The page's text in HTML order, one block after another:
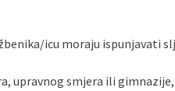
icu moraju ispunjavati
upravnog smjera ili